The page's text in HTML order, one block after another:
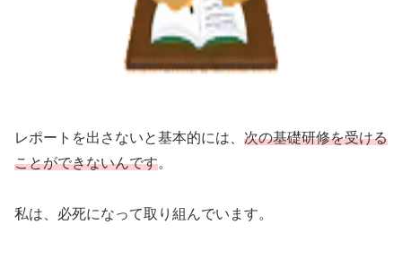
レポートを出さないと基本的には、 次の基礎研修を受ける
ことができないんです。
私は、必死になって取り組んでいます。